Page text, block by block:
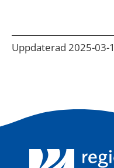
Uppdaterad 2025-03-